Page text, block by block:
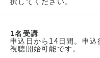
1名受講:
申込日から14日間。申込
視聴開始可能です。